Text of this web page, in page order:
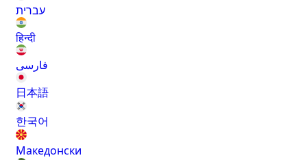
עברית
हिन्दी
فارسی
日本語
한국어
Македонски